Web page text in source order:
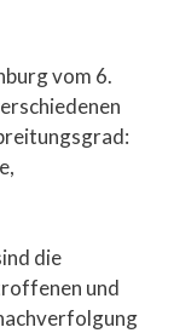
vom 6.
die
und